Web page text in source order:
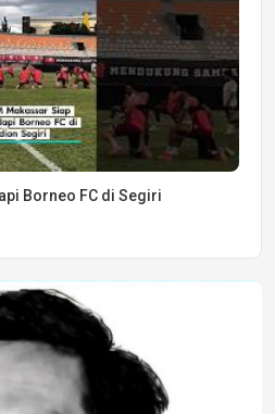
Borneo FC di Segiri